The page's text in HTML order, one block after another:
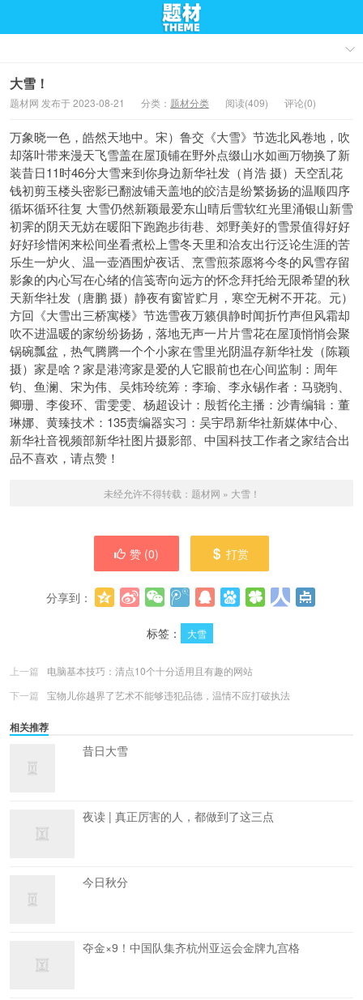
大雪！
题材网 发布于 2023-08-21 分类： 题材分类 阅读(409) 评论(0)
万象晓一色，皓然天地中。宋）鲁交《大雪》节选北风卷地，吹
却落叶带来漫天飞雪盖在屋顶铺在野外点缀山水如画万物换了新
装昔日11时46分大雪来到你身边新华社发（肖浩 摄）天空乱花
钱初剪玉楼头密影已翻波铺天盖地的皎洁是纷繁扬扬的温顺四序
循坏循环往复 大雪仍然新颖最爱东山晴后雪软红光里涌银山新雪
初霁的阴天无妨在暖阳下跑跑步街巷、郊野美好的雪景值得好好
好好珍惜闲来松间坐看煮松上雪冬天里和洽友出行泛论生涯的苦
乐生一炉火、温一壶酒围炉夜话、烹雪煎茶愿将今冬的风雪存留
影象的内心写在心绪的信笺寄向远方的怀念拜托给无限希望的秋
天新华社发（唐鹏 摄）静夜有窗皆贮月，寒空无树不开花。元）
方回《大雪出三桥寓楼》节选雪夜万籁俱静时闻折竹声但风霜却
吹不进温暖的家纷纷扬扬，落地无声一片片雪花在屋顶悄悄会聚
锅碗瓢盆，热气腾腾一个个小家在雪里光阴温存新华社发（陈颖
摄）家是啥？家是港湾家是爱的人它眼前也在心间监制：周年
钧、鱼澜、宋为伟、吴炜玲统筹：李瑜、李永锡作者：马骁驹、
卿珊、李俊环、雷雯雯、杨超设计：殷哲伦主播：沙青编辑：董
琳娜、黄臻技术：135责编器实习：吴宇昂新华社新媒体中心、
新华社音视频部新华社图片摄影部、中国科技工作者之家结合出
品不喜欢，请点赞！
未经允许不得转载： 题材网 » 大雪！
赞 (0) 打赏
分享到：
标签：
大雪
上一篇
电脑基本技巧：清点10个十分适用且有趣的网站
下一篇
宝物儿你越界了艺术不能够违犯品德，温情不应打破执法
相关推荐
昔日大雪
夜读 | 真正厉害的人，都做到了这三点
今日秋分
夺金×9！中国队集齐杭州亚运会金牌九宫格